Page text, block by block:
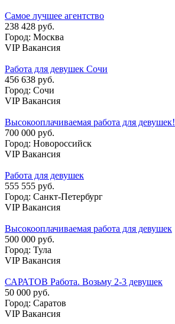
Самое лучшее агентство
238 428 руб.
Город: Москва
VIP Вакансия
Работа для девушек Сочи
456 638 руб.
Город: Сочи
VIP Вакансия
Высокооплачиваемая работа для девушек!
700 000 руб.
Город: Новороссийск
VIP Вакансия
Работа для девушек
555 555 руб.
Город: Санкт-Петербург
VIP Вакансия
Высокооплачиваемая работа для девушек
500 000 руб.
Город: Тула
VIP Вакансия
САРАТОВ Работа. Возьму 2-3 девушек
50 000 руб.
Город: Саратов
VIP Вакансия